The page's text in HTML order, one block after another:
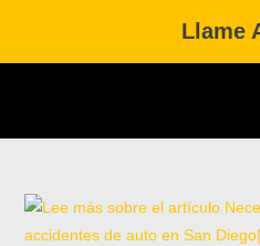
Llame